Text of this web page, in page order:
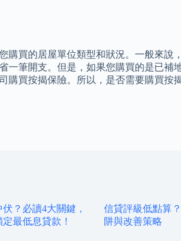
買的居屋單位類型和狀況。一般來說
筆開支。但是，如果您購買的是已補
買按揭保險。所以，是否需要購買按
？必讀4大關鍵，
最低息貸款！
信貸評級低點算
阱與改善策略